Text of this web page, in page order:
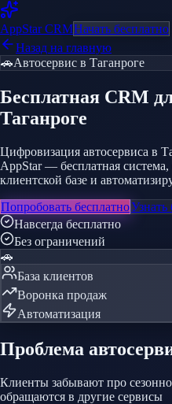
AppStarCRMНачать бесплатно
Назад на главную
🚗Автосервис в Таганроге
Бесплатная CRM
Таганроге
Цифровизация автосервиса в
AppStar — бесплатная система,
клиентской базе и
Попробовать бесплатноУзнать
Навсегда бесплатно
Без ограничений
🚗
База клиентов
Воронка продаж
Автоматизация
Проблема
Клиенты забывают про
обращаются в другие сервисы